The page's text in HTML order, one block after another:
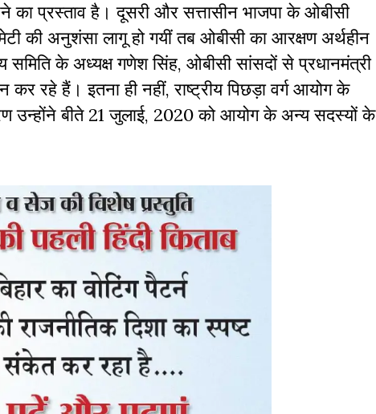
प्रस्ताव है। दूसरी और सत्तासीन भाजपा के ओबीसी
की अनुशंसा लागू हो गयीं तब ओबीसी का आरक्षण अर्थहीन
के अध्यक्ष गणेश सिंह, ओबीसी सांसदों से प्रधानमंत्री
रहे हैं। इतना ही नहीं, राष्ट्रीय पिछड़ा वर्ग आयोग के
उन्होंने बीते 21 जुलाई, 2020 को आयोग के अन्य सदस्यों के